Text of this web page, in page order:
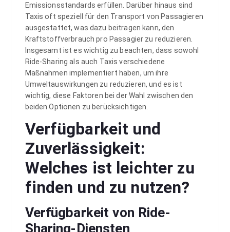
Emissionsstandards erfüllen. Darüber hinaus sind
Taxis oft speziell für den Transport von Passagieren
ausgestattet, was dazu beitragen kann, den
Kraftstoffverbrauch pro Passagier zu reduzieren.
Insgesamt ist es wichtig zu beachten, dass sowohl
Ride-Sharing als auch Taxis verschiedene
Maßnahmen implementiert haben, um ihre
Umweltauswirkungen zu reduzieren, und es ist
wichtig, diese Faktoren bei der Wahl zwischen den
beiden Optionen zu berücksichtigen.
Verfügbarkeit und
Zuverlässigkeit:
Welches ist leichter zu
finden und zu nutzen?
Verfügbarkeit von Ride-
Sharing-Diensten